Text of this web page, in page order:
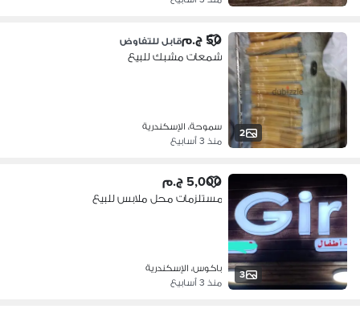
2
50 ج.م قابل للتفاوض
شمعات مشبك للبيع
سموحة، الإسكندرية
منذ 3 أسابيع
3
5,000 ج.م
مستلزمات محل ملابس للبيع
باكوس، الإسكندرية
منذ 3 أسابيع